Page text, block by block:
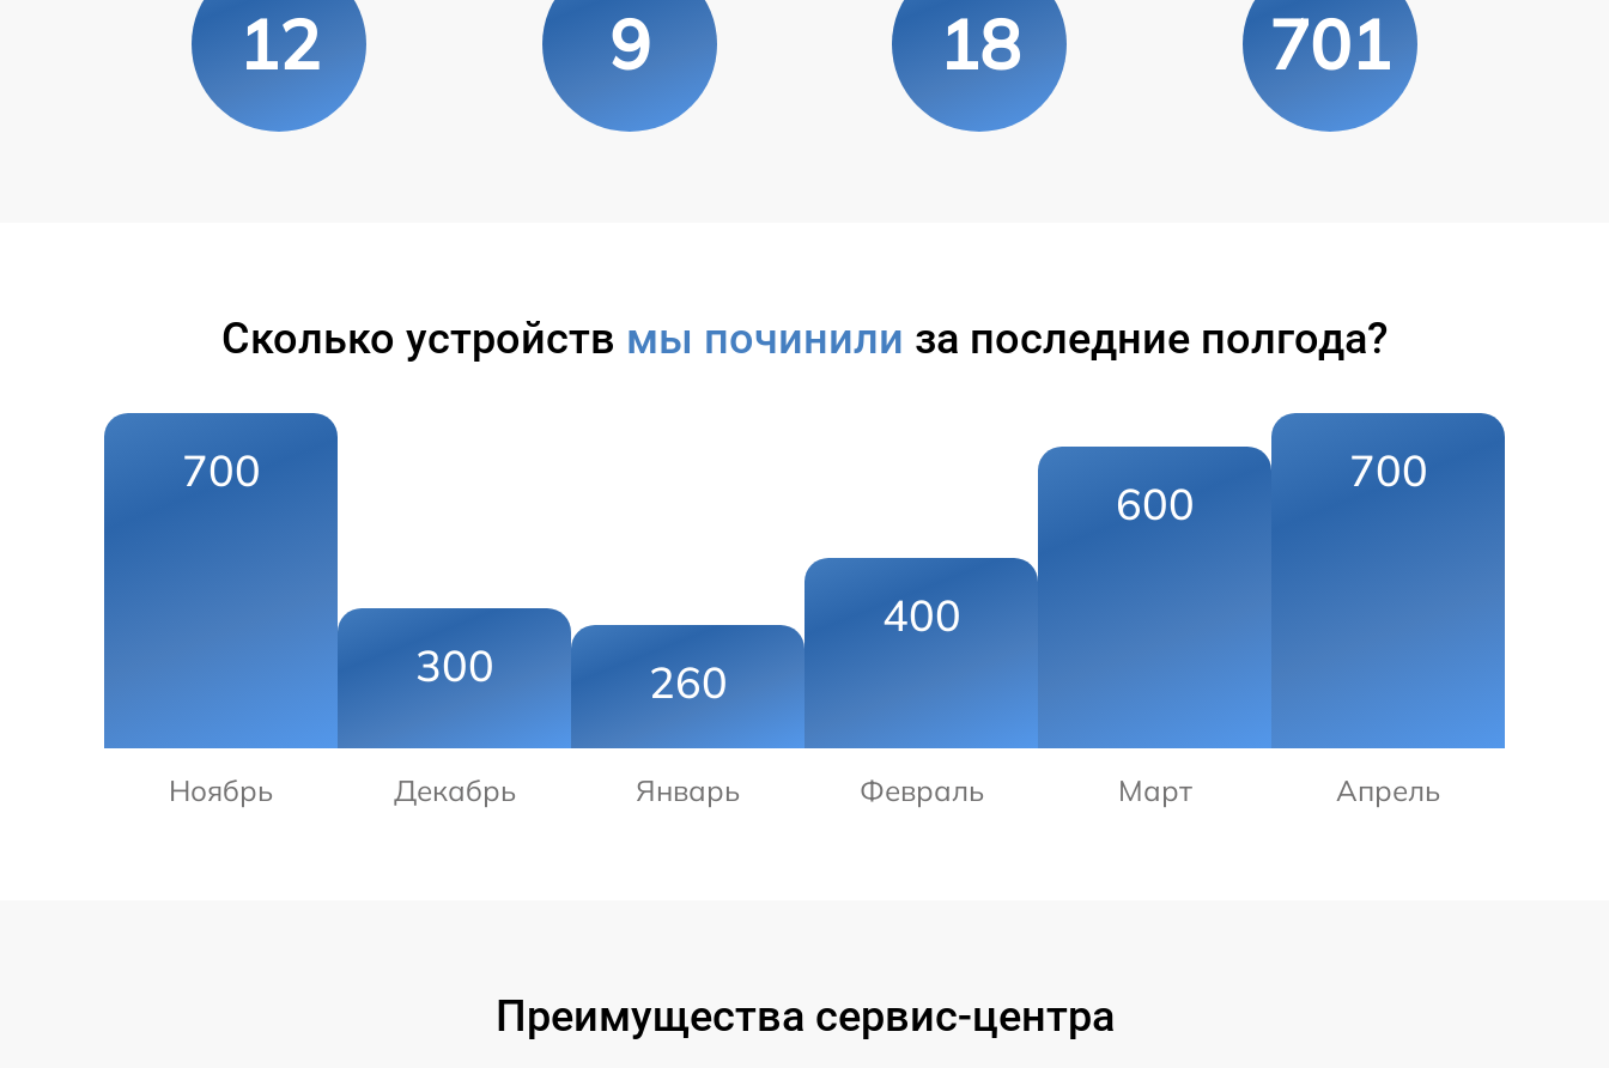
12 9 18 701
Сколько устройств мы починили за последние полгода?
700
Ноябрь
300
Декабрь
260
Январь
400
Февраль
600
Март
700
Апрель
Преимущества сервис-центра